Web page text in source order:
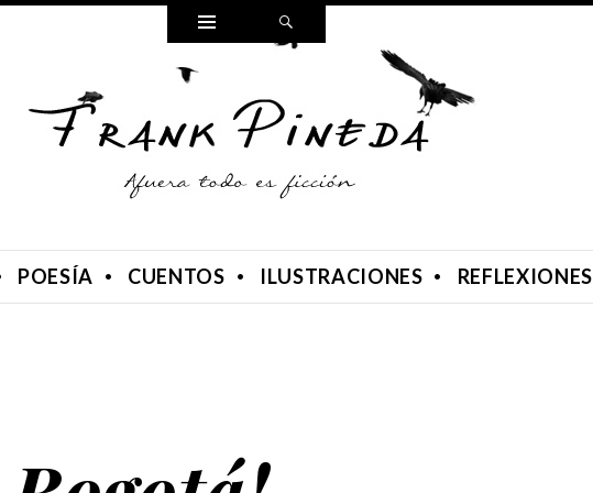
Widgets
POESÍA CUENTOS ILUSTRACIONES REFLEXIONES